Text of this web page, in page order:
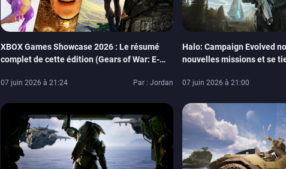
XBOX Games Showcase 2026 : Le résumé
complet de cette édition (Gears of War: E-
07 juin 2026 à 21:24 Par : Jordan
Halo: Campaign Evolved
nouvelles missions et se
ouvertes
07 juin 2026 à 21:00